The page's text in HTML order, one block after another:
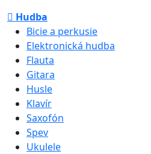
Hudba
Bicie a perkusie
Elektronická hudba
Flauta
Gitara
Husle
Klavír
Saxofón
Spev
Ukulele